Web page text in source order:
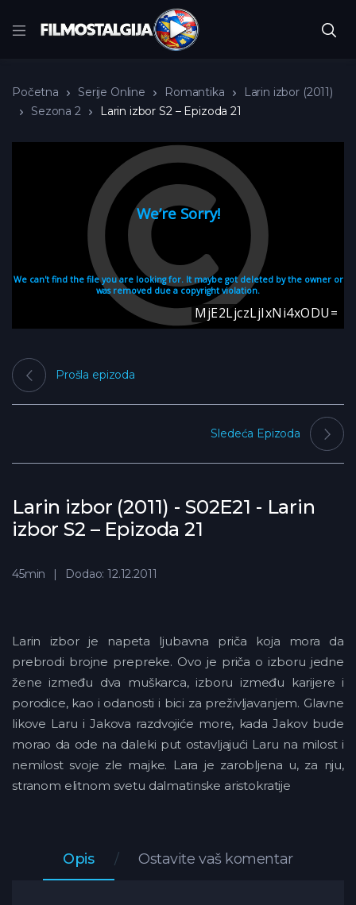
Početna Serije Online Romantika
Larin izbor (2011)
Sezona 2
Larin izbor S2 – Epizoda 21
Larin izbor (2011) - S02E21 - Larin
izbor S2 – Epizoda 21
Prošla epizoda
Sledeća Epizoda
45min Dodao: 12.12.2011
Larin izbor je napeta ljubavna priča koja mora da
prebrodi brojne prepreke. Ovo je priča o izboru jedne
žene između dva muškarca, izboru između karijere i
porodice, kao i odanosti i bici za preživljavanjem. Glavne
likove Laru i Jakova razdvojiće more, kada Jakov bude
morao da ode na daleki put ostavljajući Laru na milost i
nemilost svoje zle majke. Lara je zarobljena u, za nju,
stranom elitnom svetu dalmatinske aristokratije
Opis Ostavite vaš komentar